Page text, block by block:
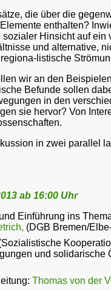
die über die
enthalten?
Hinsicht auf
und alternative,
listische
wir an den
Befunde sollen
in den
sie hervor? Von
in zwei parallel
ab 16:00 Uhr
Einführung ins
(DGB Bremen/
und solidarische
Thomas von der